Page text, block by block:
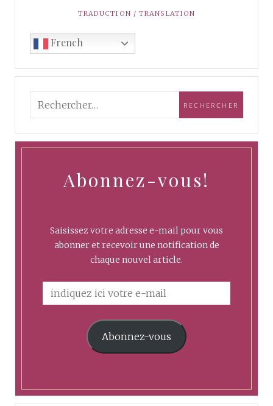
TRADUCTION / TRANSLATION
French
Abonnez-vous!
Saisissez votre adresse e-mail pour vous
abonner et recevoir une notification de
chaque nouvel article.
Abonnez-vous